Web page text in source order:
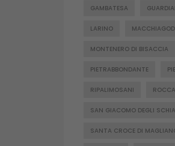
GAMBATESA
LARINO
MONTENERO DI BISACCIA
PIETRABBONDANTE
RIPALIMOSANI
SAN GIACOMO DEGLI
SANTA CROCE DI